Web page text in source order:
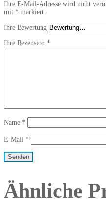
Ihre E-Mail-Adresse wird nicht
mit * markiert
Ihre Bewertung
Ihre Rezension *
Name *
E-Mail *
Ähnliche